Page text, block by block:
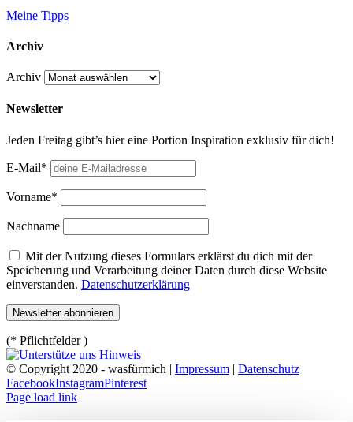
Meine Tipps
Archiv
Archiv
Newsletter
Jeden Freitag gibt’s hier eine Portion Inspiration exklusiv für dich!
E-Mail*
Vorname*
Nachname
Mit der Nutzung dieses Formulars erklärst du dich mit der
Speicherung und Verarbeitung deiner Daten durch diese Website
einverstanden. Datenschutzerklärung
(* Pflichtfelder )
© Copyright 2020 - wasfürmich | Impressum | Datenschutz
FacebookInstagramPinterest
Page load link